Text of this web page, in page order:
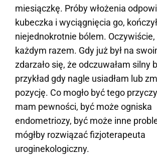
miesiączkę. Próby włożenia
kubeczka i wyciągnięcia go,
niejednokrotnie bólem. Oczywiście,
każdym razem. Gdy już był na
zdarzało się, że odczuwałam silny
przykład gdy nagle usiadłam lub
pozycję. Co mogło być tego
mam pewności, być może ogniska
endometriozy, być może inne
mógłby rozwiązać fizjoterapeuta
uroginekologiczny.